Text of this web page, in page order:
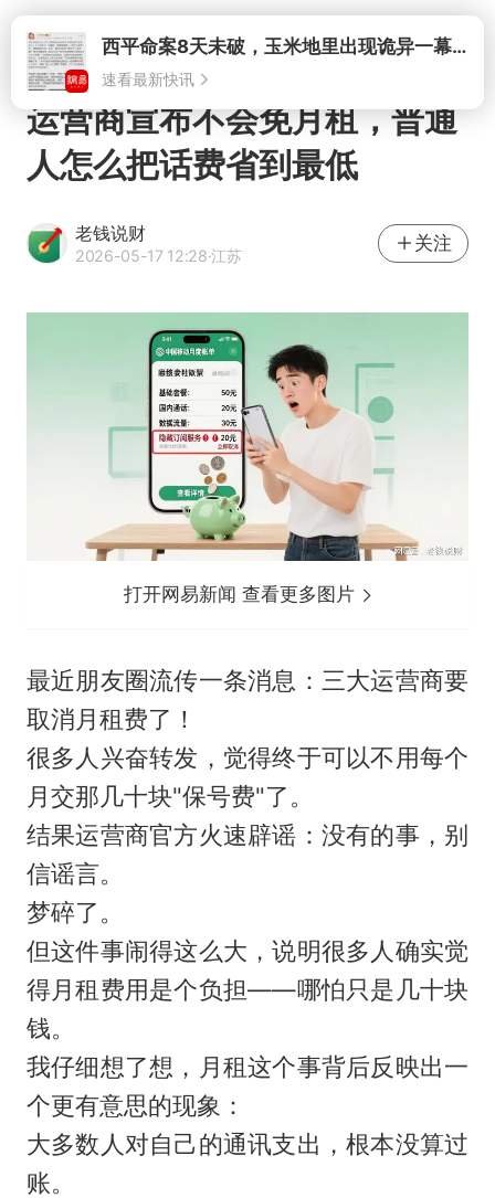
打开西平命案8天未破，玉米地里出现诡异一幕，我突然想起了欧金中
速看最新快讯
运营商宣布不会免月租，普通
人怎么把话费省到最低
老钱说财
2026-05-17 12:28·江苏
关注
打开网易新闻 查看更多图片
最近朋友圈流传一条消息：三大运营商要
取消月租费了！
很多人兴奋转发，觉得终于可以不用每个
月交那几十块"保号费"了。
结果运营商官方火速辟谣：没有的事，别
信谣言。
梦碎了。
但这件事闹得这么大，说明很多人确实觉
得月租费用是个负担——哪怕只是几十块
钱。
我仔细想了想，月租这个事背后反映出一
个更有意思的现象：
大多数人对自己的通讯支出，根本没算过
账。